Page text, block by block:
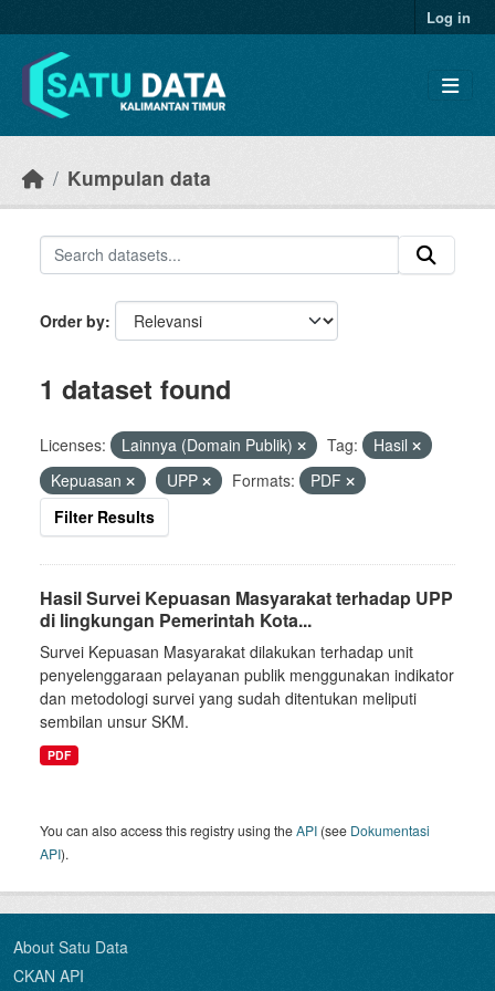
Log in
Kumpulan data
Order by
1 dataset found
Licenses: Lainnya (Domain Publik) Tag:
Hasil
Kepuasan
UPP Formats:
PDF
Filter Results
Hasil Survei Kepuasan Masyarakat terhadap UPP
di lingkungan Pemerintah Kota...
Survei Kepuasan Masyarakat dilakukan terhadap unit
penyelenggaraan pelayanan publik menggunakan indikator
dan metodologi survei yang sudah ditentukan meliputi
sembilan unsur SKM.
PDF
You can also access this registry using theAPI (see Dokumentasi
API).
About Satu Data
CKAN API